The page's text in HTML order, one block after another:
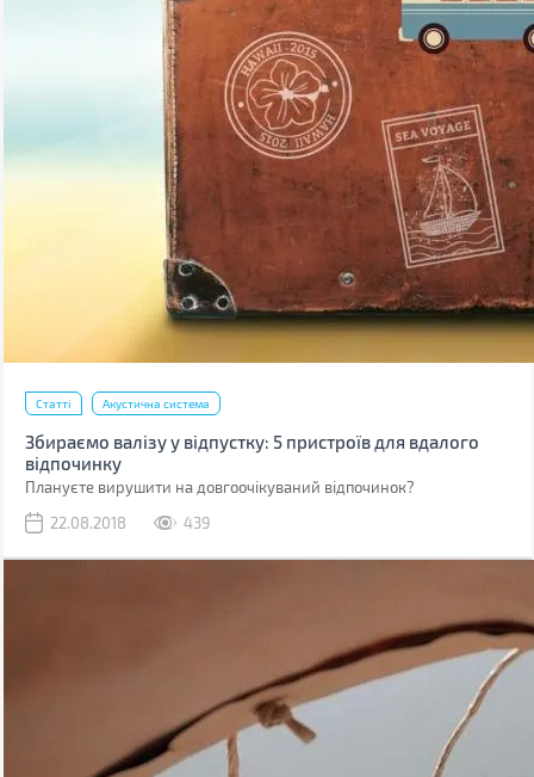
Статті Акустична система
Збираємо валізу у відпустку: 5 пристроїв для вдалого
відпочинку
Плануєте вирушити на довгоочікуваний відпочинок?
22.08.2018
439